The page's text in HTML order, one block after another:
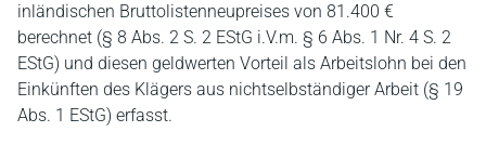
inländischen Bruttolistenneupreises von 81.400 €
berechnet (§ 8 Abs. 2 S. 2 EStG i.V.m. § 6 Abs. 1 Nr. 4 S. 2
EStG) und diesen geldwerten Vorteil als Arbeitslohn bei den
Einkünften des Klägers aus nichtselbständiger Arbeit (§ 19
Abs. 1 EStG) erfasst.